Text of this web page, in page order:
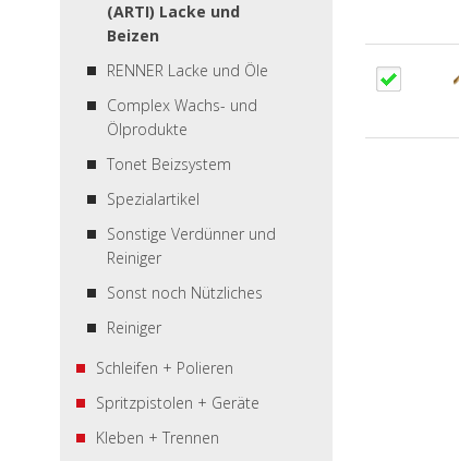
(ARTI) Lacke und
Beizen
RENNER Lacke und Öle
Complex Wachs- und
Ölprodukte
Tonet Beizsystem
Spezialartikel
Sonstige Verdünner und
Reiniger
Sonst noch Nützliches
Reiniger
Schleifen + Polieren
Spritzpistolen + Geräte
Kleben + Trennen